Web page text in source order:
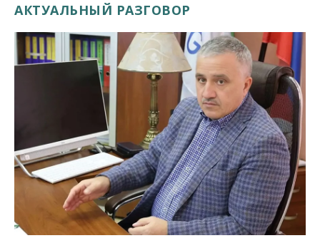
АКТУАЛЬНЫЙ РАЗГОВОР